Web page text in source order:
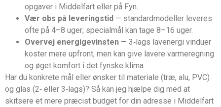
opgaver i Middelfart eller på Fyn.
Vær obs på leveringstid — standardmodeller leveres
ofte på 4–8 uger; specialmål kan tage 8–16 uger.
Overvej energigevinsten — 3‑lags lavenergi vinduer
koster mere upfront, men kan give lavere varmeregning
og øget komfort i det fynske klima.
Har du konkrete mål eller ønsker til materiale (træ, alu, PVC)
og glas (2‑ eller 3‑lags)? Så kan jeg hjælpe dig med at
skitsere et mere præcist budget for din adresse i Middelfart